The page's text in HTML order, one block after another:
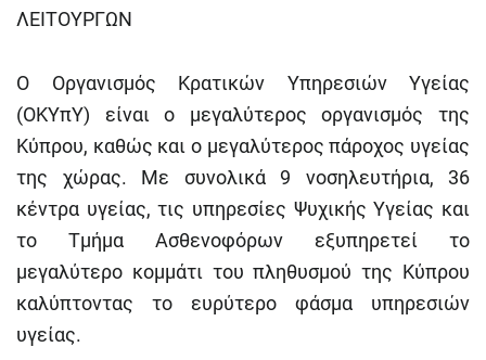
ΛΕΙΤΟΥΡΓΩΝ
Ο Οργανισμός Κρατικών Υπηρεσιών Υγείας
(ΟΚΥπΥ) είναι ο μεγαλύτερος οργανισμός της
Κύπρου, καθώς και ο μεγαλύτερος πάροχος υγείας
της χώρας. Με συνολικά 9 νοσηλευτήρια, 36
κέντρα υγείας, τις υπηρεσίες Ψυχικής Υγείας και
το Τμήμα Ασθενοφόρων εξυπηρετεί το
μεγαλύτερο κομμάτι του πληθυσμού της Κύπρου
καλύπτοντας το ευρύτερο φάσμα υπηρεσιών
υγείας.